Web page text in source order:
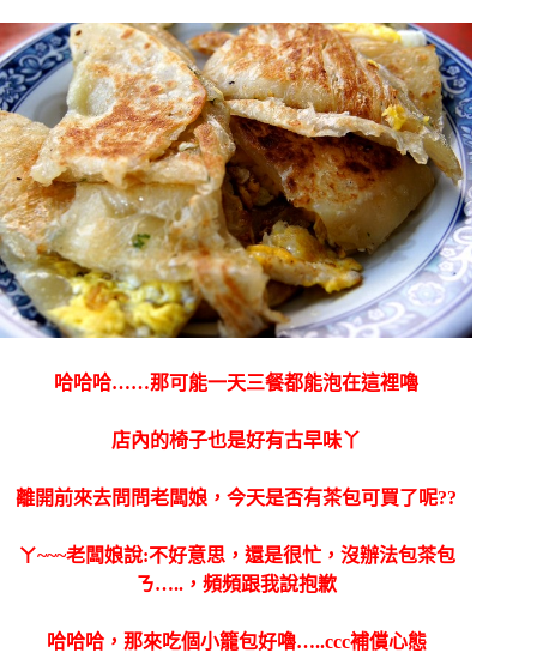
哈哈哈……那可能一天三餐都能泡在這裡嚕
店內的椅子也是好有古早味丫
離開前來去問問老闆娘，今天是否有茶包可買了呢??
ㄚ~~~老闆娘說:不好意思，還是很忙，沒辦法包茶包
ㄋ…..，頻頻跟我說抱歉
哈哈哈，那來吃個小籠包好嚕…..ccc補償心態